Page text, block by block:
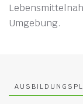
Umgebung.